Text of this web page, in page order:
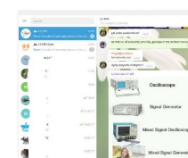
Media
Rezultatai
2016 Antros
Taisyklės